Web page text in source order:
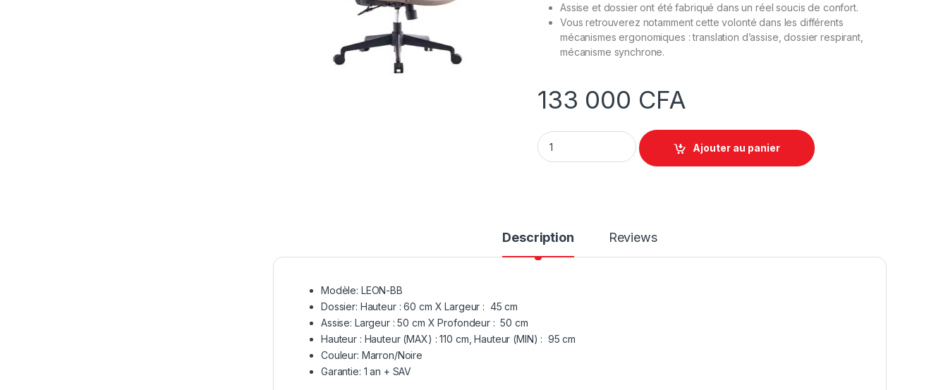
Assise et dossier ont été fabriqué dans un réel soucis de confort.
Vous retrouverez notamment cette volonté dans les différents
mécanismes ergonomiques : translation d’assise, dossier respirant,
mécanisme synchrone.
133 000 CFA
Chaise secrétaire LEON-BB en maille - Marron/Noire quantity
Ajouter au panier
Description Reviews
Modèle: LEON-BB
Dossier: Hauteur : 60 cm X Largeur : 45 cm
Assise: Largeur : 50 cm X Profondeur : 50 cm
Hauteur : Hauteur (MAX) : 110 cm, Hauteur (MIN) : 95 cm
Couleur: Marron/Noire
Garantie: 1 an + SAV